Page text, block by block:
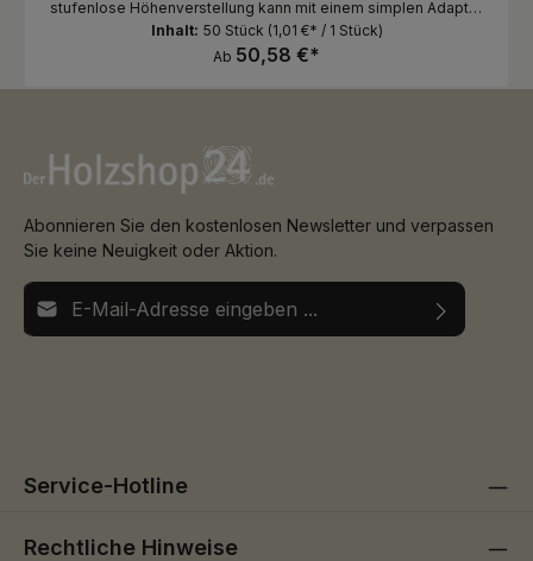
stufenlose Höhenverstellung kann mit einem simplen Adapter
signifikant erhöht werden und bietet so maximale Flexibilität
während der Montage. LIFTO K ermöglicht dank der variablen
Aufsätze auch die Verlegung von Terrassenplatten aus Stein,
(Zubehör) Besonderheit: RELO A kompatibel (Zubehör)
Zubehör: Druckverteilerplatte GUMO LGD/LGA Regulier-
Scheibe 1,3 und 2,0 mm Niveauausgleich 4% | Höhe + 15 mm
Abmessungen: Grundplatte Ø 225 mm | Auflageplatte Ø 120
mm Material: PP Polypropylen Recycelt
Inhalt: 50 Stück (1,01 €* / 1 Stück)
Ab 50,58 €*
Abonnieren Sie den kostenlosen Newsletter und verpassen
Sie keine Neuigkeit oder Aktion.
E-Mail-Adresse*
Service-Hotline
Rechtliche Hinweise